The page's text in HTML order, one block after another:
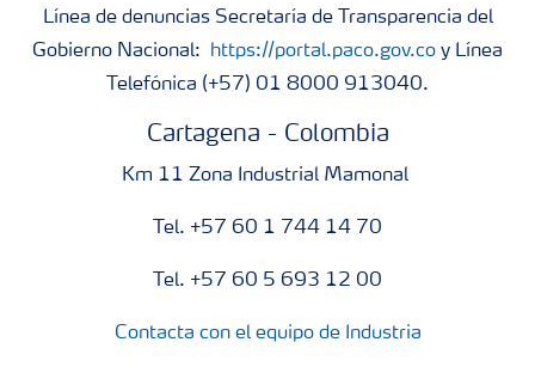
Línea de denuncias Secretaría de Transparencia del
Gobierno Nacional:
https://portal.paco.gov.co y Línea
Telefónica (+57) 01 8000 913040.
Cartagena - Colombia
Km 11 Zona Industrial Mamonal
Tel. +57 60 1 744 14 70
Tel. +57 60 5 693 12 00
Contacta con el equipo de Industria